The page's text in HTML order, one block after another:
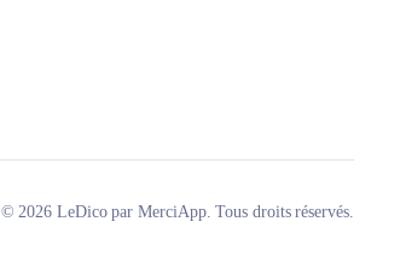
© 2026 LeDico par MerciApp. Tous droits réservés.